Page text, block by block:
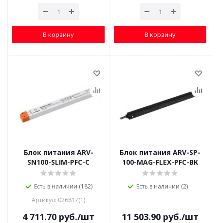
В корзину В корзину
Блок питания ARV-
SN100-SLIM-PFC-C
Есть в наличии (182)
Артикул: 026817(1)
4 711.70 руб./шт
Блок питания ARV-SP-
100-MAG-FLEX-PFC-BK
Есть в наличии (2)
11 503.90 руб./шт